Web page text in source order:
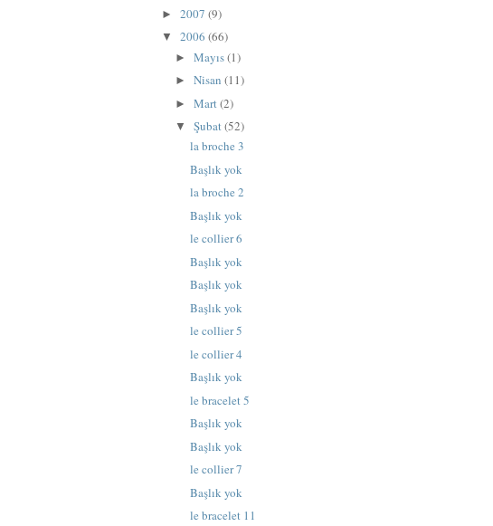
► 2007 (9)
▼ 2006 (66)
►Mayıs(1)
►Nisan(11)
►Mart(2)
▼Şubat(52)
la broche 3
Başlık yok
la broche 2
Başlık yok
le collier 6
Başlık yok
Başlık yok
Başlık yok
le collier 5
le collier 4
Başlık yok
le bracelet 5
Başlık yok
Başlık yok
le collier 7
Başlık yok
le bracelet 11